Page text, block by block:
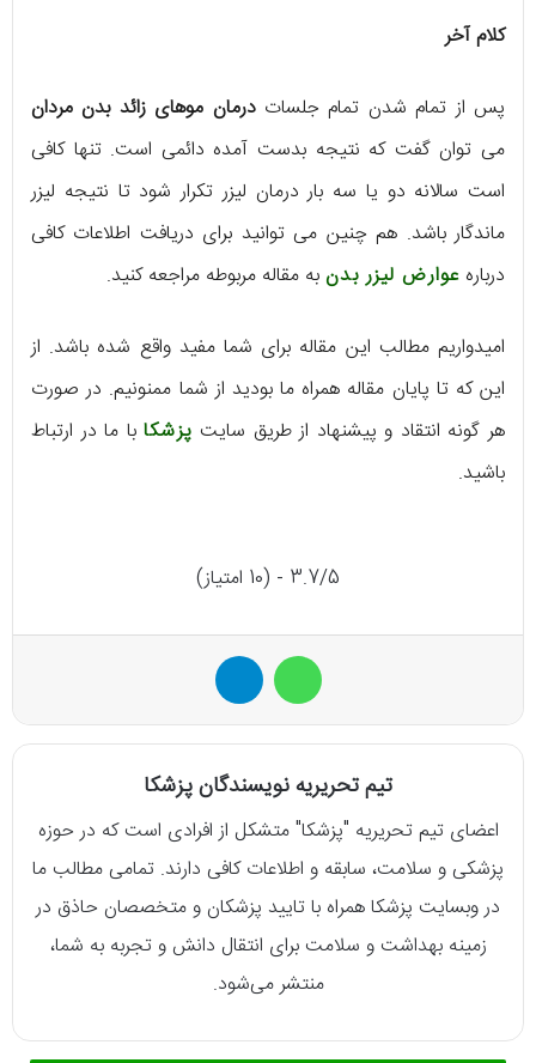
کلام آخر
پس از تمام شدن تمام جلساتدرمان موهای زائد بدن مردان
می توان گفت که نتیجه بدست آمده دائمی است. تنها کافی
است سالانه دو یا سه بار درمان لیزر تکرار شود تا نتیجه لیزر
ماندگار باشد. هم چنین می توانید برای دریافت اطلاعات کافی
درباره عوارض لیزر بدنبه مقاله مربوطه مراجعه کنید.
امیدواریم مطالب این مقاله برای شما مفید واقع شده باشد. از
این که تا پایان مقاله همراه ما بودید از شما ممنونیم. در صورت
هر گونه انتقاد و پیشنهاد از طریق سایت پزشکابا ما در ارتباط
باشید.
3.7/5 - (10 امتیاز)
واتس آپ
تیم تحریریه نویسندگان پزشکا
اعضای تیم تحریریه "پزشکا" متشکل از افرادی است که در حوزه
پزشکی و سلامت، سابقه و اطلاعات کافی دارند. تمامی مطالب ما
در وبسایت پزشکا همراه با تایید پزشکان و متخصصان حاذق در
زمینه بهداشت و سلامت برای انتقال دانش و تجربه به شما،
منتشر می‌شود.